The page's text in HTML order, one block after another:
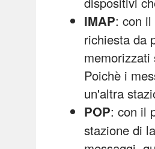
IMAP: con
richiesta da
Poichè i
un'altra
POP: con il
stazione di